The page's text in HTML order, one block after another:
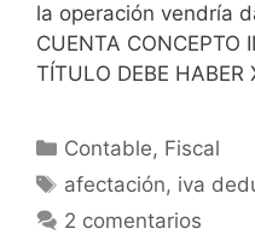
la operación vendría
CUENTA CONCEPTO
TÍTULO DEBE HABER
Categorías
Contable, Fiscal
Etiquetas
afectación, iva
2 comentarios